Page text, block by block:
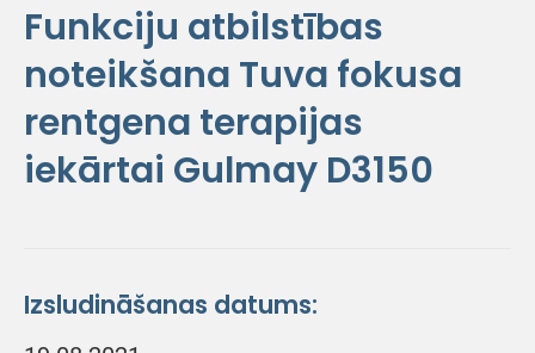
Funkciju atbilstības
noteikšana Tuva fokusa
rentgena terapijas
iekārtai Gulmay D3150
Izsludināšanas datums: